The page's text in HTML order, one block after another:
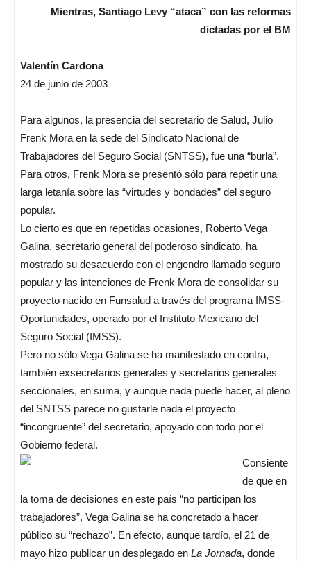
Mientras, Santiago Levy “ataca” con las reformas
dictadas por el BM
Valentín Cardona
24 de junio de 2003
Para algunos, la presencia del secretario de Salud, Julio
Frenk Mora en la sede del Sindicato Nacional de
Trabajadores del Seguro Social (SNTSS), fue una “burla”.
Para otros, Frenk Mora se presentó sólo para repetir una
larga letanía sobre las “virtudes y bondades” del seguro
popular.
Lo cierto es que en repetidas ocasiones, Roberto Vega
Galina, secretario general del poderoso sindicato, ha
mostrado su desacuerdo con el engendro llamado seguro
popular y las intenciones de Frenk Mora de consolidar su
proyecto nacido en Funsalud a través del programa IMSS-
Oportunidades, operado por el Instituto Mexicano del
Seguro Social (IMSS).
Pero no sólo Vega Galina se ha manifestado en contra,
también exsecretarios generales y secretarios generales
seccionales, en suma, y aunque nada puede hacer, al pleno
del SNTSS parece no gustarle nada el proyecto
“incongruente” del secretario, apoyado con todo por el
Gobierno federal.
Consiente
de que en
la toma de decisiones en este país “no participan los
trabajadores”, Vega Galina se ha concretado a hacer
público su “rechazo”. En efecto, aunque tardío, el 21 de
mayo hizo publicar un desplegado en La Jornada, donde